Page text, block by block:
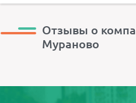
Отзывы о
Мураново